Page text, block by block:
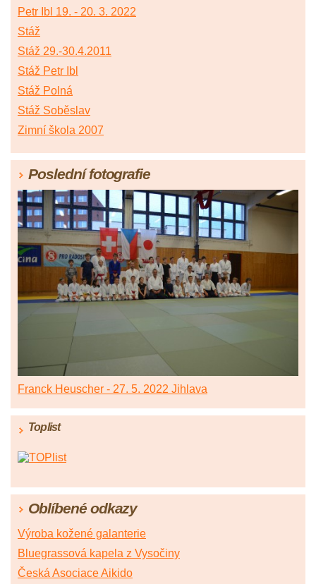
Petr Ibl 19. - 20. 3. 2022
Stáž
Stáž 29.-30.4.2011
Stáž Petr Ibl
Stáž Polná
Stáž Soběslav
Zimní škola 2007
Poslední fotografie
Franck Heuscher - 27. 5. 2022 Jihlava
Toplist
Oblíbené odkazy
Výroba kožené galanterie
Bluegrassová kapela z Vysočiny
Česká Asociace Aikido